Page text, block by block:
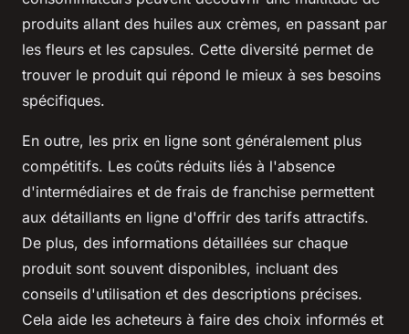
produits allant des huiles aux crèmes, en passant par
les fleurs et les capsules. Cette diversité permet de
trouver le produit qui répond le mieux à ses besoins
spécifiques.
En outre, les prix en ligne sont généralement plus
compétitifs. Les coûts réduits liés à l'absence
d'intermédiaires et de frais de franchise permettent
aux détaillants en ligne d'offrir des tarifs attractifs.
De plus, des informations détaillées sur chaque
produit sont souvent disponibles, incluant des
conseils d'utilisation et des descriptions précises.
Cela aide les acheteurs à faire des choix informés et